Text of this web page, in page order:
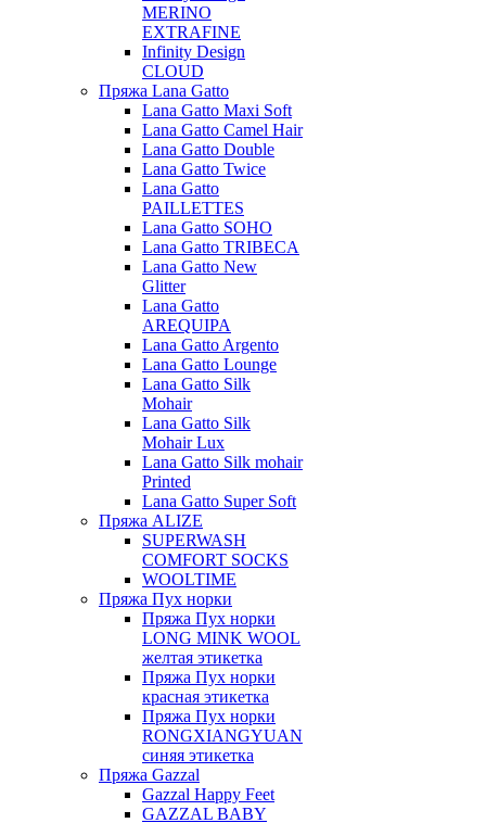
MERINO
EXTRAFINE
Infinity Design
CLOUD
Пряжа Lana Gatto
Lana Gatto Maxi Soft
Lana Gatto Camel Hair
Lana Gatto Double
Lana Gatto Twice
Lana Gatto
PAILLETTES
Lana Gatto SOHO
Lana Gatto TRIBECA
Lana Gatto New
Glitter
Lana Gatto
AREQUIPA
Lana Gatto Argento
Lana Gatto Lounge
Lana Gatto Silk
Mohair
Lana Gatto Silk
Mohair Lux
Lana Gatto Silk mohair
Printed
Lana Gatto Super Soft
Пряжа ALIZE
SUPERWASH
COMFORT SOCKS
WOOLTIME
Пряжа Пух норки
Пряжа Пух норки
LONG MINK WOOL
желтая этикетка
Пряжа Пух норки
красная этикетка
Пряжа Пух норки
RONGXIANGYUAN
синяя этикетка
Пряжа Gazzal
Gazzal Happy Feet
GAZZAL BABY